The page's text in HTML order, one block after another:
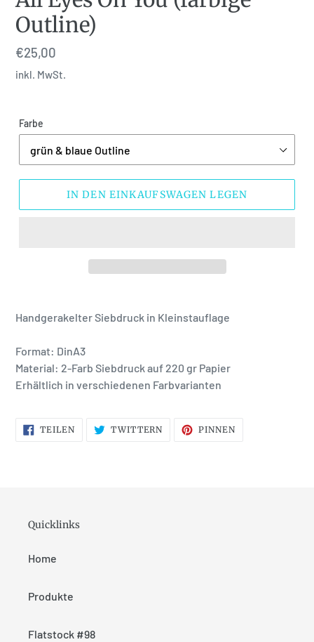
Outline)
Normaler
Preis
€25,00
inkl. MwSt.
Farbe
IN DEN EINKAUFSWAGEN LEGEN
Handgerakelter Siebdruck in Kleinstauflage
Format: DinA3
Material: 2-Farb Siebdruck auf 220 gr Papier
Erhältlich in verschiedenen Farbvarianten
TEILENAUF
FACEBOOK
TWITTERN
TWITTER
PINNEN
Quicklinks
Home
Produkte
Flatstock #98